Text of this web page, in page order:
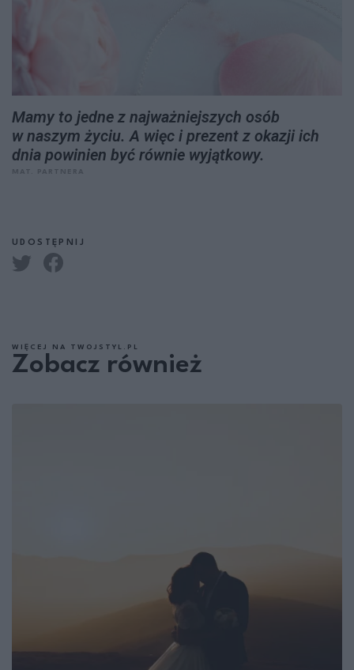
Mamy to jedne z najważniejszych osób
w naszym życiu. A więc i prezent z okazji ich
dnia powinien być równie wyjątkowy.
UDOSTĘPNIJ
WIĘCEJ NA TWOJSTYL.PL
Zobacz również